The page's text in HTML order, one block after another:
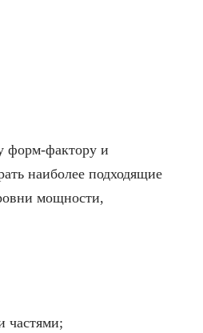
форм-фактору и
наиболее подходящие
мощности,
частями;